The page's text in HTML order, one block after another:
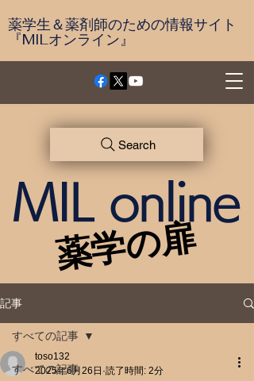
薬学生＆薬剤師のための情報サイト
『MILオンライン』
薬学の扉
薬学の扉
MIL online
Search
記事
すべての記事
すべての記事
toso132
2025年6月26日 読了時間: 2分